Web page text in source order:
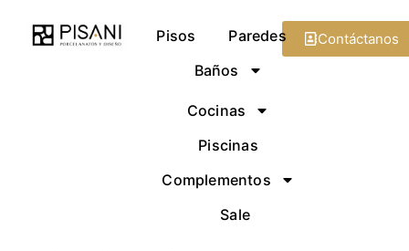
Pisos
Paredes
Baños
Cocinas
Piscinas
Complementos
Sale
Contáctanos